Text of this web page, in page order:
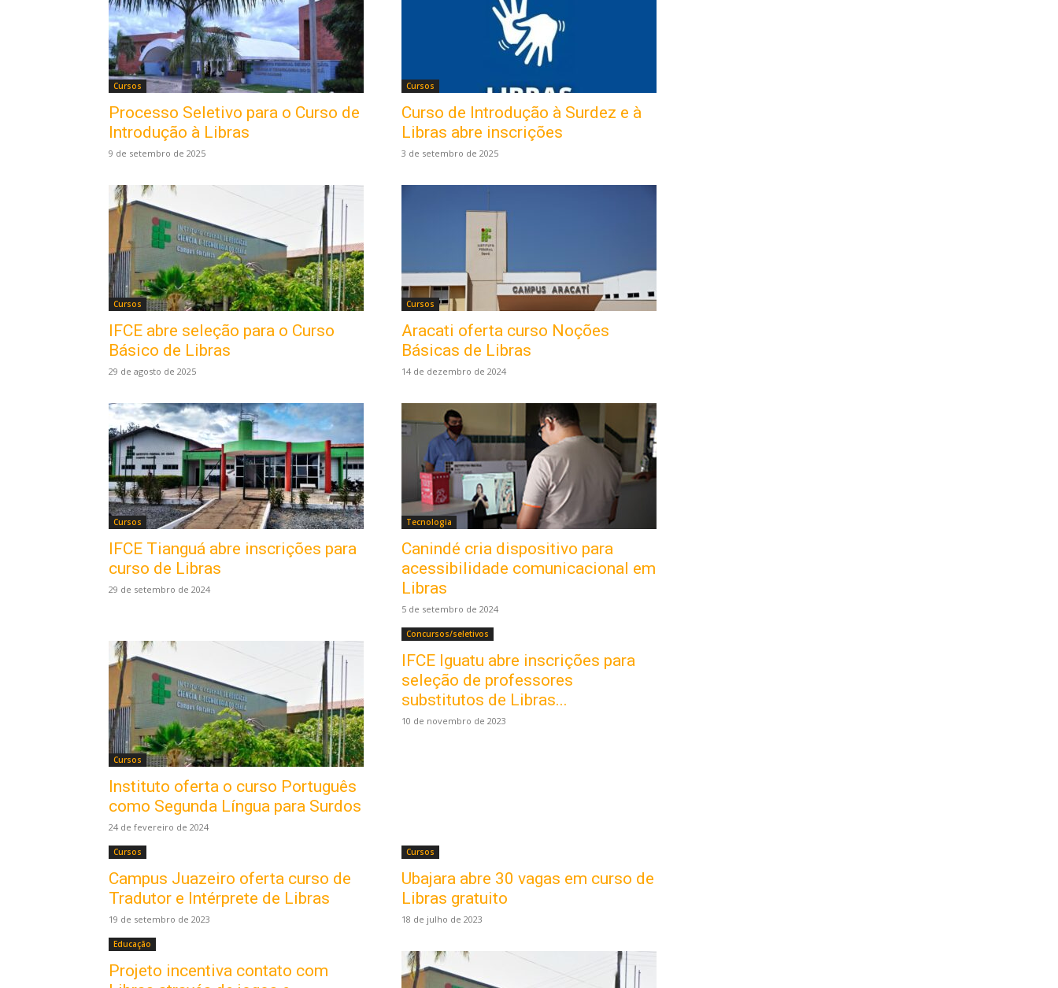
Cursos
Processo Seletivo para o Curso de
Introdução à Libras
9 de setembro de 2025
Cursos
Curso de Introdução à Surdez e à
Libras abre inscrições
3 de setembro de 2025
Cursos
IFCE abre seleção para o Curso
Básico de Libras
29 de agosto de 2025
Cursos
Aracati oferta curso Noções
Básicas de Libras
14 de dezembro de 2024
Cursos
IFCE Tianguá abre inscrições para
curso de Libras
29 de setembro de 2024
Tecnologia
Canindé cria dispositivo para
acessibilidade comunicacional em
Libras
5 de setembro de 2024
Cursos
Instituto oferta o curso Português
como Segunda Língua para Surdos
24 de fevereiro de 2024
Concursos/seletivos
IFCE Iguatu abre inscrições para
seleção de professores
substitutos de Libras...
10 de novembro de 2023
Cursos
Campus Juazeiro oferta curso de
Tradutor e Intérprete de Libras
19 de setembro de 2023
Cursos
Ubajara abre 30 vagas em curso de
Libras gratuito
18 de julho de 2023
Educação
Projeto incentiva contato com